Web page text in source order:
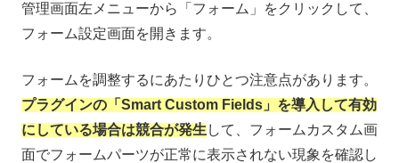
管理画面左メニューから「フォーム」をクリックして、
フォーム設定画面を開きます。
フォームを調整するにあたりひとつ注意点があります。
プラグインの「Smart Custom Fields」を導入して有効
にしている場合は競合が発生 して、フォームカスタム画
面でフォームパーツが正常に表示されない現象を確認し